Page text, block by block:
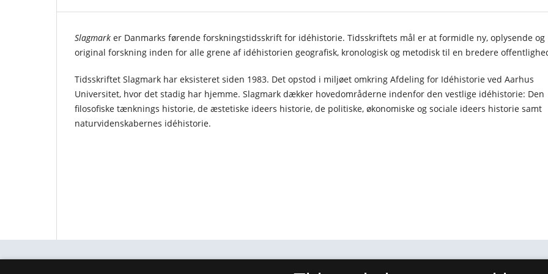
Slagmark er Danmarks førende forskningstidsskrift for idéhistorie. Tidsskriftets mål er at formidle ny, oplysende og
original forskning inden for alle grene af idéhistorien geografisk, kronologisk og metodisk til en bredere
Tidsskriftet Slagmark har eksisteret siden 1983. Det opstod i miljøet omkring Afdeling for Idéhistorie ved Aarhus
Universitet, hvor det stadig har hjemme. Slagmark dækker hovedområderne indenfor den vestlige idéhistorie: Den
filosofiske tænknings historie, de æstetiske ideers historie, de politiske, økonomiske og sociale ideers historie samt
naturvidenskabernes idéhistorie.